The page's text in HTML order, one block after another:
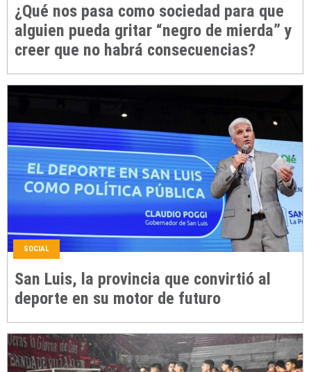
¿Qué nos pasa como sociedad para que
alguien pueda gritar “negro de mierda” y
creer que no habrá consecuencias?
SOCIAL
San Luis, la provincia que convirtió al
deporte en su motor de futuro